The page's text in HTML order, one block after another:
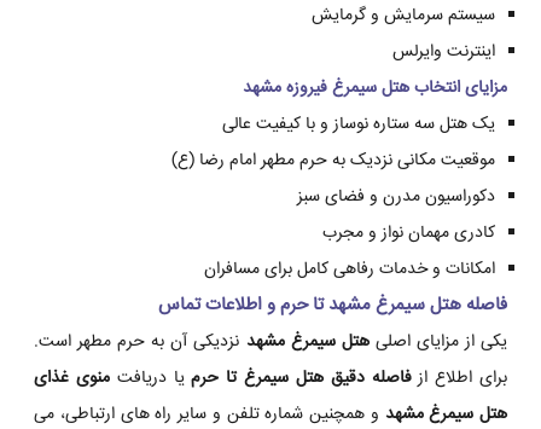
سیستم سرمایش و گرمایش
اینترنت وایرلس
مزایای انتخاب هتل سیمرغ فیروزه مشهد
یک هتل سه ستاره نوساز و با کیفیت عالی
موقعیت مکانی نزدیک به حرم مطهر امام رضا (ع)
دکوراسیون مدرن و فضای سبز
کادری مهمان نواز و مجرب
امکانات و خدمات رفاهی کامل برای مسافران
فاصله هتل سیمرغ مشهد تا حرم و اطلاعات تماس
یکی از مزایای اصلیهتل سیمرغ مشهد نزدیکی آن به حرم مطهر است.
برای اطلاع ازفاصله دقیق هتل سیمرغ تا حرمیا دریافتمنوی غذای
هتل سیمرغ مشهد و همچنین شماره تلفن و سایر راه های ارتباطی، می